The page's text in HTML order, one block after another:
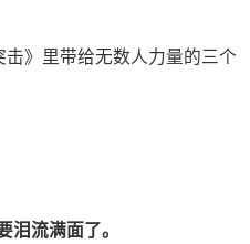
》里带给无数人力量的三个
泪流满面了。